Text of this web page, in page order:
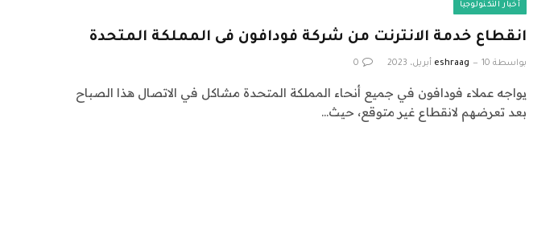
أخبار التكنولوجيا
انقطاع خدمة الانترنت من شركة فودافون فى المملكة المتحدة
بواسطة eshraag 10 أبريل، 2023 0
يواجه عملاء فودافون في جميع أنحاء المملكة المتحدة مشاكل في الاتصال هذا الصباح
بعد تعرضهم لانقطاع غير متوقع، حيث…